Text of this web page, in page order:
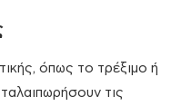
όπως το τρέξιμο ή
τις